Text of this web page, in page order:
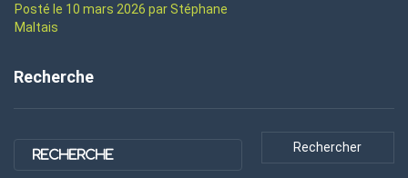
Posté le 10 mars 2026 par Stéphane
Maltais
Recherche